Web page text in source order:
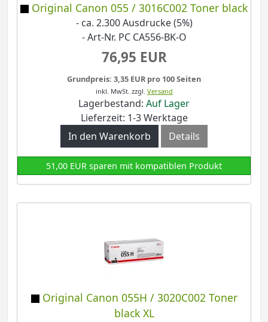
Original Canon 055 / 3016C002 Toner black
- ca. 2.300 Ausdrucke (5%)
- Art-Nr. PC CA556-BK-O
76,95 EUR
Grundpreis: 3,35 EUR pro 100 Seiten
inkl. MwSt. zzgl. Versand
Lagerbestand: Auf Lager
Lieferzeit: 1-3 Werktage
In den Warenkorb
Details
51,00 EUR sparen mit kompatiblen Produkt
Original Canon 055H / 3020C002 Toner
black XL